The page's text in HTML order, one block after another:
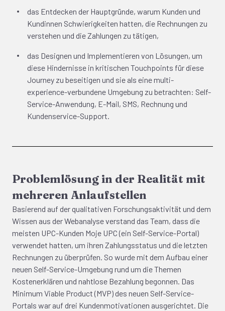
das Entdecken der Hauptgründe, warum Kunden und
Kundinnen Schwierigkeiten hatten, die Rechnungen zu
verstehen und die Zahlungen zu tätigen,
das Designen und Implementieren von Lösungen, um
diese Hindernisse in kritischen Touchpoints für diese
Journey zu beseitigen und sie als eine multi-
experience-verbundene Umgebung zu betrachten: Self-
Service-Anwendung, E-Mail, SMS, Rechnung und
Kundenservice-Support.
Problemlösung in der Realität mit
mehreren Anlaufstellen
Basierend auf der qualitativen Forschungsaktivität und dem
Wissen aus der Webanalyse verstand das Team, dass die
meisten UPC-Kunden Moje UPC (ein Self-Service-Portal)
verwendet hatten, um ihren Zahlungsstatus und die letzten
Rechnungen zu überprüfen. So wurde mit dem Aufbau einer
neuen Self-Service-Umgebung rund um die Themen
Kostenerklären und nahtlose Bezahlung begonnen. Das
Minimum Viable Product (MVP) des neuen Self-Service-
Portals war auf drei Kundenmotivationen ausgerichtet. Die